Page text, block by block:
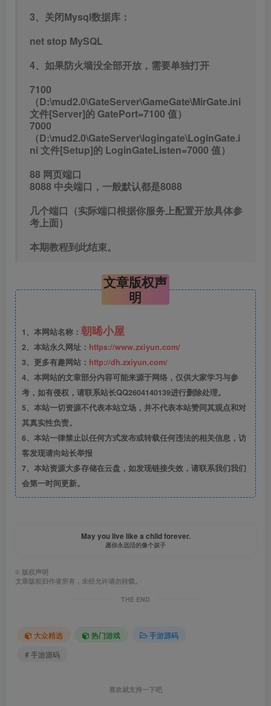
3、关闭Mysql数据库：
net stop MySQL
4、如果防火墙没全部开放，需要单独打开
7100
（D:\mud2.0\GateServer\GameGate\MirGate.ini
文件[Server]的 GatePort=7100 值）
7000
（D:\mud2.0\GateServer\logingate\LoginGate.i
ni 文件[Setup]的 LoginGateListen=7000 值）
88 网页端口
8088 中央端口，一般默认都是8088
几个端口（实际端口根据你服务上配置开放具体参
考上面）
本期教程到此结束。
文章版权声
明
1、本网站名称： 朝晞小屋
2、本站永久网址： https://www.zxiyun.com/
3、更多有趣网站： http://dh.zxiyun.com/
4、本网站的文章部分内容可能来源于网络，仅供大家学习与参
考，如有侵权，请联系站长QQ2604140139进行删除处理。
5、本站一切资源不代表本站立场，并不代表本站赞同其观点和对
其真实性负责。
6、本站一律禁止以任何方式发布或转载任何违法的相关信息，访
客发现请向站长举报
7、本站资源大多存储在云盘，如发现链接失效，请联系我们我们
会第一时间更新。
May you live like a child forever.
愿你永远活的像个孩子
© 版权声明
文章版权归作者所有，未经允许请勿转载。
THE END
大众精选 热门游戏
手游源码
# 手游源码
喜欢就支持一下吧